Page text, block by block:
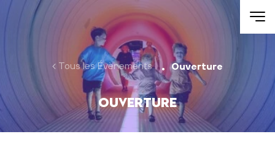
Aller au contenu
Tous les Évènements Ouverture
Ouverture